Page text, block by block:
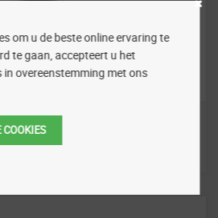
B4 1L
om u de beste online ervaring te
te gaan, accepteert u het
in overeenstemming met ons
COOKIES